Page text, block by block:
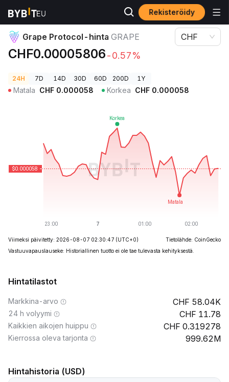
Rekisteröidy
Kryptohinnat Grape Protocol-hinta GRAPE
Grape Protocol-hinta GRAPE
CHF0.00005806-0.57%
CHF
24H 7D 14D 30D 60D 200D 1Y
Matala CHF 0.000058 Korkea CHF 0.000058
Viimeksi päivitetty: 2026-08-07 02:30:47 (UTC+0)
Tietolähde: CoinGecko
Vastuuvapauslauseke: Historiallinen tuotto ei ole tae tulevasta kehityksestä.
Hintatilastot
Markkina-arvo 58.04K
24 h volyymi 11.78
Kaikkien aikojen huippu 0.319278
Kierrossa oleva tarjonta 999.62M
Hintahistoria (USD)